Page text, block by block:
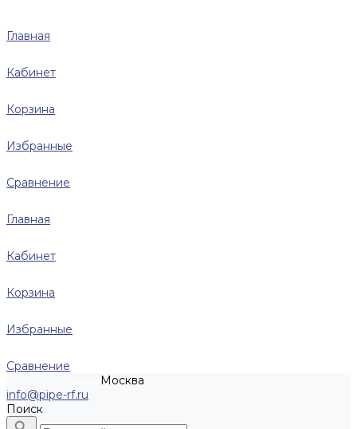
Главная
Кабинет
Корзина
Избранные
Сравнение
Главная
Кабинет
Корзина
Избранные
Сравнение
Москва
info@pipe-rf.ru
Поиск